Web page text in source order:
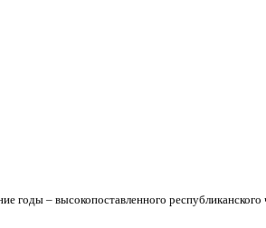
годы – высокопоставленного